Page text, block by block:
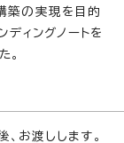
築の実現を目的
ディングノートを
。
お渡しします。